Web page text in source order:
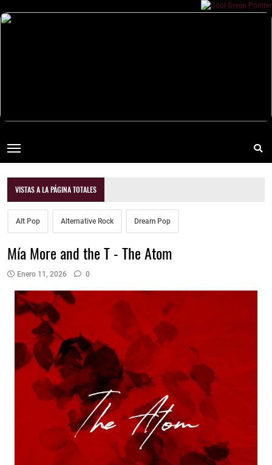
VISTAS A LA PÁGINA TOTALES
Alt Pop Alternative Rock Dream Pop
Mía More and the T - The Atom
Enero 11, 2026 0